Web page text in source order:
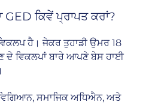
ਕਿਵੇਂ ਪ੍ਰਾਪਤ ਕਰਾਂ?
ਹੈ। ਜੇਕਰ ਤੁਹਾਡੀ ਉਮਰ 18
ਦੇ ਵਿਕਲਪਾਂ ਬਾਰੇ ਆਪਣੇ ਬੇਸ ਹਾਈ
ਸਮਾਜਿਕ ਅਧਿਐਨ, ਅਤੇ